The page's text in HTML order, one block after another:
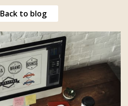
Back to blog